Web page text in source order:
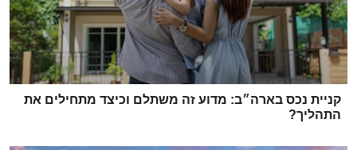
קניית נכס בארה״ב: מדוע זה משתלם וכיצד מתחילים את
התהליך?